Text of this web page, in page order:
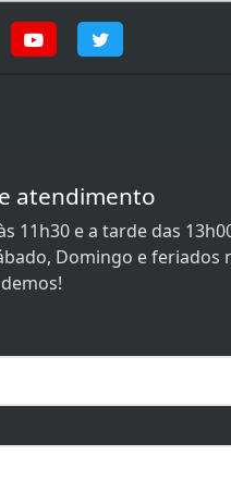
atendimento
11h30 e a tarde das
Domingo e feriados